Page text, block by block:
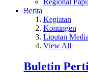
Berita
Kegiatan
Kontingen
Liputan Media
View All
Buletin